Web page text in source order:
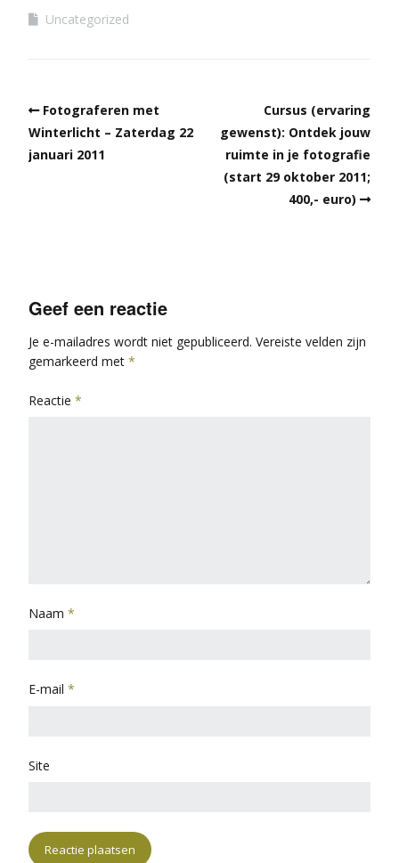
Uncategorized
Fotograferen met
Winterlicht – Zaterdag 22
januari 2011
Cursus (ervaring
gewenst): Ontdek jouw
ruimte in je fotografie
(start 29 oktober 2011;
400,- euro)
Geef een reactie
Je e-mailadres wordt niet gepubliceerd. Vereiste velden zijn
gemarkeerd met *
Reactie *
Naam *
E-mail *
Site